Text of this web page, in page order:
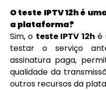
O teste IPTV 12h é
a plataforma?
Sim, o teste IPTV 12h é
testar o serviço
assinatura paga,
qualidade da
outros recursos da